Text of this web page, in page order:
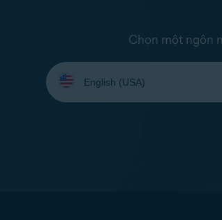
Chọn một ngôn
Select
your
language: